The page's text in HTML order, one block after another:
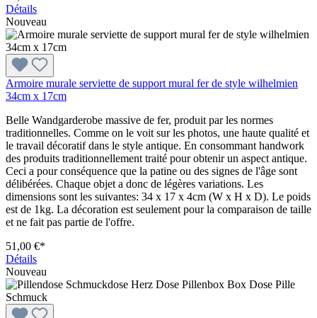
Détails
Nouveau
Armoire murale serviette de support mural fer de style wilhelmien
34cm x 17cm
Belle Wandgarderobe massive de fer, produit par les normes
traditionnelles. Comme on le voit sur les photos, une haute qualité et
le travail décoratif dans le style antique. En consommant handwork
des produits traditionnellement traité pour obtenir un aspect antique.
Ceci a pour conséquence que la patine ou des signes de l'âge sont
délibérées. Chaque objet a donc de légères variations. Les
dimensions sont les suivantes: 34 x 17 x 4cm (W x H x D). Le poids
est de 1kg. La décoration est seulement pour la comparaison de taille
et ne fait pas partie de l'offre.
51,00 €*
Détails
Nouveau